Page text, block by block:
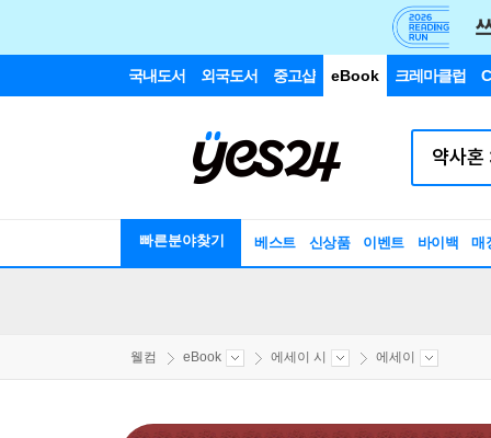
국내도서 외국도서 중고샵 eBook 크레마클럽
빠른분야찾기 베스트 신상품 이벤트 바이백 매
웰컴 eBook 에세이 시 에세이